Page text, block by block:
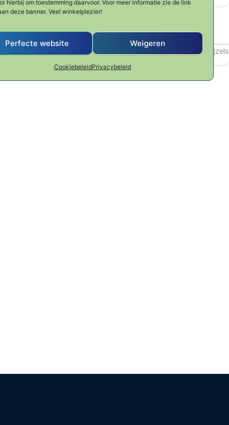
hierbij om toestemming daarvoor. Voor meer informatie zie de link
deze banner. Veel winkelplezier!
Perfecte website Weigeren
CookiebeleidPrivacybeleid
optie kan gekozen worden op de productpagina
Truffel schaaf
€44.95
Raspen, schaven en vijzels
€39.95
Raspen, schaven en vijzels